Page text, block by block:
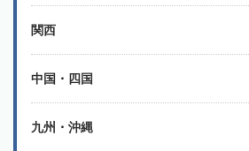
関西
中国・四国
九州・沖縄